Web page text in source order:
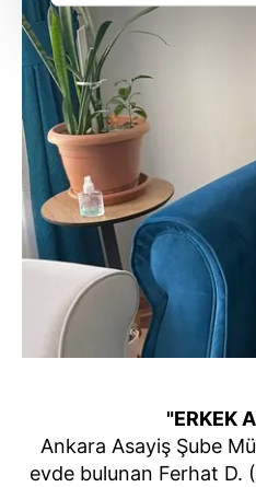
Sizlere daha iyi bir
çerezler vasıtasıyla
amacıyla
reklam/pazarlama
Çerezlere ilişkin
butonuna tıklayabilir,
6698 sayılı Kişisel
mevzuata uygun olarak
"ERKEK
Ankara Asayiş Şube
evde bulunan Ferhat D.